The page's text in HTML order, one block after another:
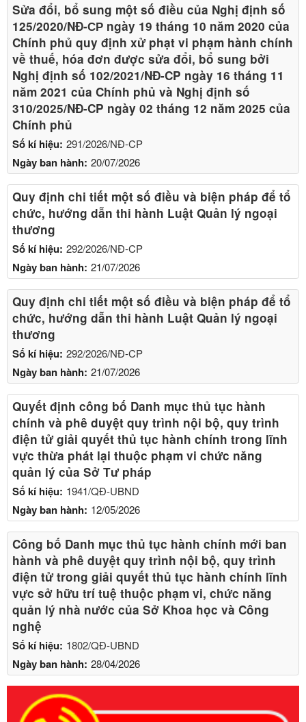
Số kí hiệu: 291/2026/NĐ-CP
Ngày ban hành: 20/07/2026
Sửa đổi, bổ sung một số điều của Nghị định số
125/2020/NĐ-СР ngày 19 tháng 10 năm 2020 của
Chính phủ quy định xử phạt vi phạm hành chính
về thuế, hóa đơn được sửa đổi, bổ sung bởi
Nghị định số 102/2021/NĐ-CP ngày 16 tháng 11
năm 2021 của Chính phủ và Nghị định số
310/2025/NĐ-CP ngày 02 tháng 12 năm 2025 của
Chính phủ
Số kí hiệu: 292/2026/NĐ-CP
Ngày ban hành: 21/07/2026
Quy định chi tiết một số điều và biện pháp để tổ
chức, hướng dẫn thi hành Luật Quản lý ngoại
thương
Số kí hiệu: 292/2026/NĐ-CP
Ngày ban hành: 21/07/2026
Quy định chi tiết một số điều và biện pháp để tổ
chức, hướng dẫn thi hành Luật Quản lý ngoại
thương
Số kí hiệu: 1941/QĐ-UBND
Ngày ban hành: 12/05/2026
Quyết định công bố Danh mục thủ tục hành
chính và phê duyệt quy trình nội bộ, quy trình
điện tử giải quyết thủ tục hành chính trong lĩnh
vực thừa phát lại thuộc phạm vi chức năng
quản lý của Sở Tư pháp
Số kí hiệu: 1802/QĐ-UBND
Ngày ban hành: 28/04/2026
Công bố Danh mục thủ tục hành chính mới ban
hành và phê duyệt quy trình nội bộ, quy trình
điện tử trong giải quyết thủ tục hành chính lĩnh
vực sở hữu trí tuệ thuộc phạm vi, chức năng
quản lý nhà nước của Sở Khoa học và Công
nghệ